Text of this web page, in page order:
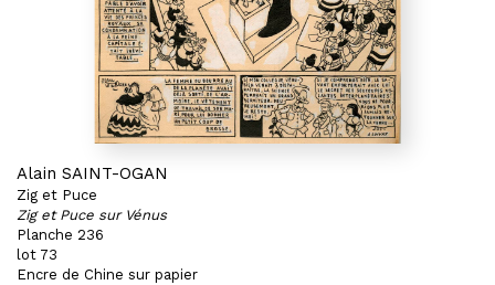
Alain SAINT-OGAN
Zig et Puce
Zig et Puce sur Vénus
Planche 236
lot 73
Encre de Chine sur papier